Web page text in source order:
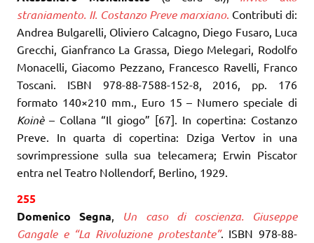
straniamento. II. Costanzo Preve marxiano. Contributi di:
Andrea Bulgarelli, Oliviero Calcagno, Diego Fusaro, Luca
Grecchi, Gianfranco La Grassa, Diego Melegari, Rodolfo
Monacelli, Giacomo Pezzano, Francesco Ravelli, Franco
Toscani. ISBN 978-88-7588-152-8, 2016, pp. 176
formato 140×210 mm., Euro 15 – Numero speciale di
Koinè– Collana “Il giogo” [67]. In copertina: Costanzo
Preve. In quarta di copertina: Dziga Vertov in una
sovrimpressione sulla sua telecamera; Erwin Piscator
entra nel Teatro Nollendorf, Berlino, 1929.
255
Domenico Segna, Un caso di coscienza. Giuseppe
Gangale e “La Rivoluzione protestante”. ISBN 978-88-